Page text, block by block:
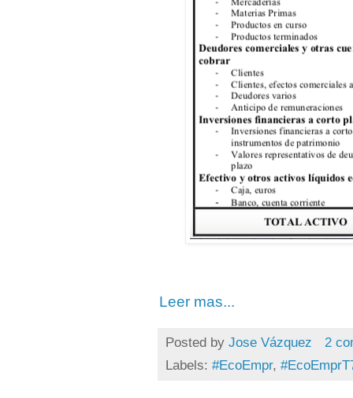
Leer mas...
Posted by Jose Vázquez
2
Labels: #EcoEmpr,